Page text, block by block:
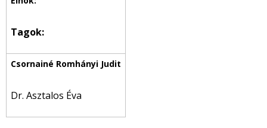
Tagok:
Dr. Asztalos Éva